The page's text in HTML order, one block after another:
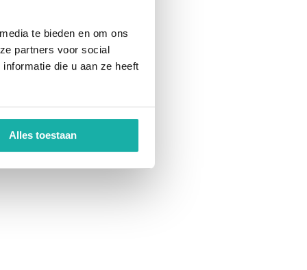
te bieden en om ons
partners voor social
die u aan ze heeft
Alles toestaan